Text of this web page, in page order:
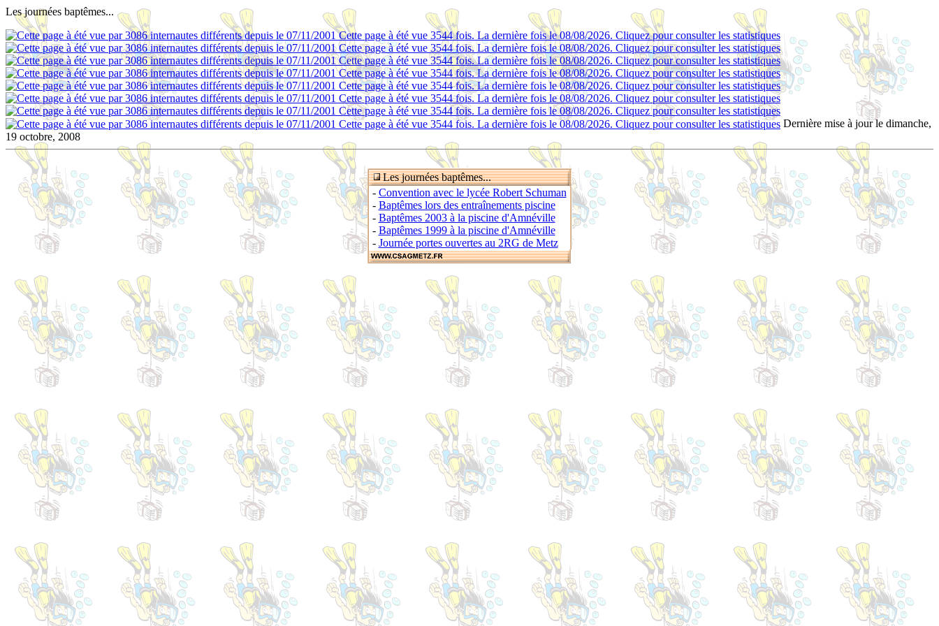
Les journées baptêmes...
Dernière mise à jour le dimanche,
19 octobre, 2008
Les journées baptêmes...
- Convention avec le lycée Robert Schuman
- Baptêmes lors des entraînements piscine
- Baptêmes 2003 à la piscine d'Amnéville
- Baptêmes 1999 à la piscine d'Amnéville
- Journée portes ouvertes au 2RG de Metz